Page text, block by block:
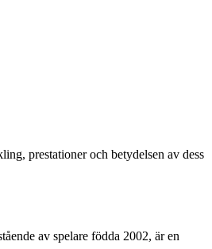
prestationer och betydelsen av dess
av spelare födda 2002, är en